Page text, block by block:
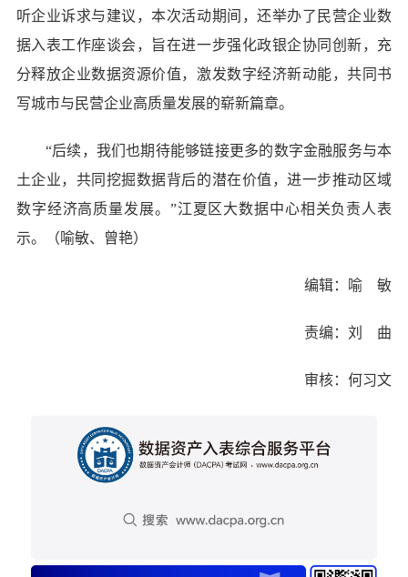
听企业诉求与建议，本次活动期间，还举办了民营企业数
据入表工作座谈会，旨在进一步强化政银企协同创新，充
分释放企业数据资源价值，激发数字经济新动能，共同书
写城市与民营企业高质量发展的崭新篇章。
“后续，我们也期待能够链接更多的数字金融服务与本
土企业，共同挖掘数据背后的潜在价值，进一步推动区域
数字经济高质量发展。”江夏区大数据中心相关负责人表
示。（喻敏、曾艳）
编辑：喻 敏
责编：刘 曲
审核：何习文